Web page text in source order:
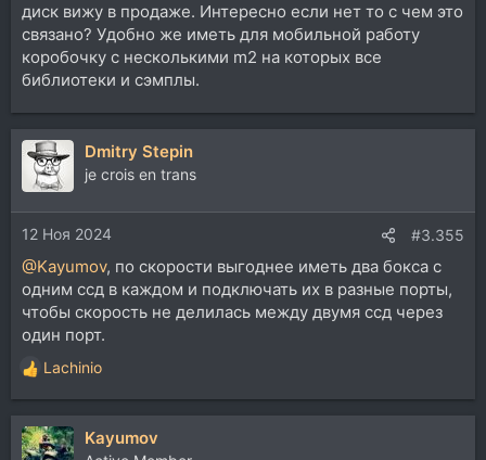
диск вижу в продаже. Интересно если нет то с чем это
связано? Удобно же иметь для мобильной работу
коробочку с несколькими m2 на которых все
библиотеки и сэмплы.
Dmitry Stepin
je crois en trans
12 Ноя 2024 #3.355
@Kayumov, по скорости выгоднее иметь два бокса с
одним ссд в каждом и подключать их в разные порты,
чтобы скорость не делилась между двумя ссд через
один порт.
Р
е
а
к
Lachinio
Kayumov